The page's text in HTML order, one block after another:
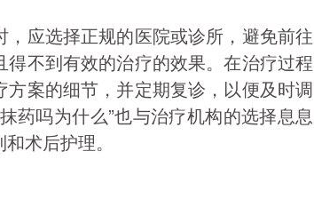
应选择正规的医院或诊所，避免前往
不到有效的治疗的效果。在治疗过程
案的细节，并定期复诊，以便及时调
药吗为什么”也与治疗机构的选择息息
术后护理。